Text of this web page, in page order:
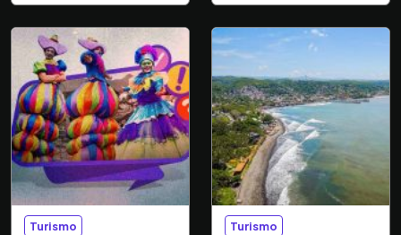
Turismo Turismo